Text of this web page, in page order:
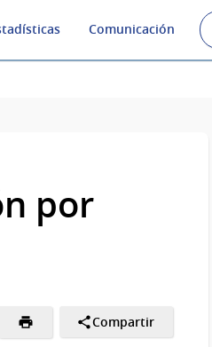
Comunicación
por
Compartir